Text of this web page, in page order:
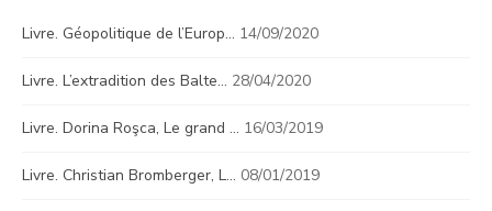
Livre. Géopolitique de l’Europ… 14/09/2020
Livre. L’extradition des Balte… 28/04/2020
Livre. Dorina Roşca, Le grand … 16/03/2019
Livre. Christian Bromberger, L… 08/01/2019